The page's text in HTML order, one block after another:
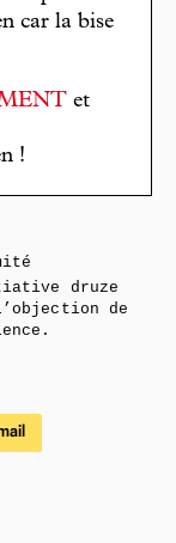
car la bise
et
!
druze
de